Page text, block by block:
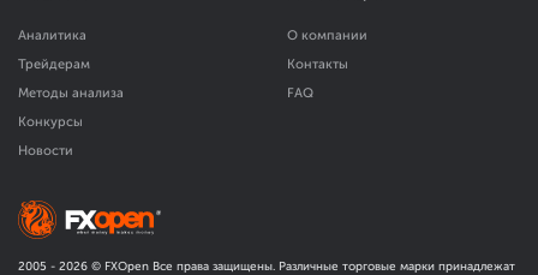
Аналитика
Трейдерам
Методы анализа
Конкурсы
Новости
О компании
Контакты
FAQ
2005 - 2026 © FXOpen Все права защищены. Различные торговые марки принадлежат